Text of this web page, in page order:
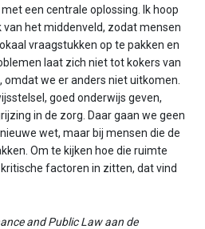
een centrale oplossing. Ik hoop
het middenveld, zodat mensen
vraagstukken op te pakken en
laat zich niet tot kokers van
omdat we er anders niet uitkomen.
goed onderwijs geven,
in de zorg. Daar gaan we geen
wet, maar bij mensen die de
Om te kijken hoe die ruimte
factoren in zitten, dat vind
and Public Law aan de